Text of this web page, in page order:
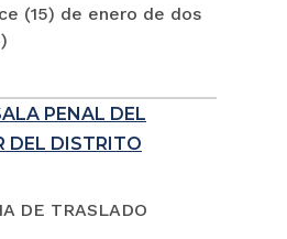
(15) de enero de dos
PENAL DEL
DEL DISTRITO
DE TRASLADO